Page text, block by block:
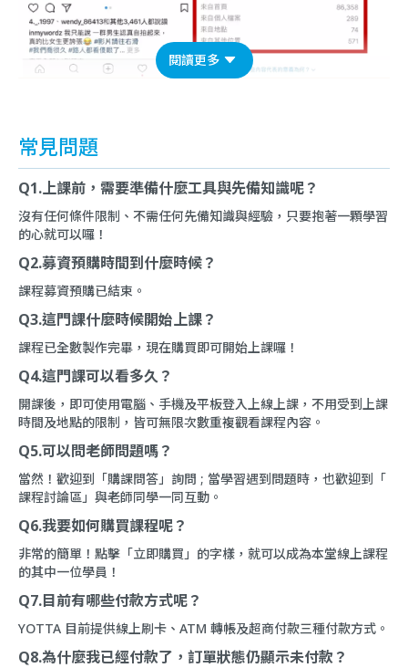
閱讀更多
常見問題
Q1.上課前，需要準備什麼工具與先備知識呢？
沒有任何條件限制、不需任何先備知識與經驗，只要抱著一顆學習
的心就可以囉！
Q2.募資預購時間到什麼時候？
課程募資預購已結束。
Q3.這門課什麼時候開始上課？
課程已全數製作完畢，現在購買即可開始上課囉！
Q4.這門課可以看多久？
開課後，即可使用電腦、手機及平板登入上線上課，不用受到上課
時間及地點的限制，皆可無限次數重複觀看課程內容。
Q5.可以問老師問題嗎？
當然！歡迎到「購課問答」詢問 ; 當學習遇到問題時，也歡迎到「
課程討論區」與老師同學一同互動。
Q6.我要如何購買課程呢？
非常的簡單！點擊「立即購買」的字樣，就可以成為本堂線上課程
的其中一位學員！
Q7.目前有哪些付款方式呢？
YOTTA 目前提供線上刷卡、ATM 轉帳及超商付款三種付款方式。
Q8.為什麼我已經付款了，訂單狀態仍顯示未付款？